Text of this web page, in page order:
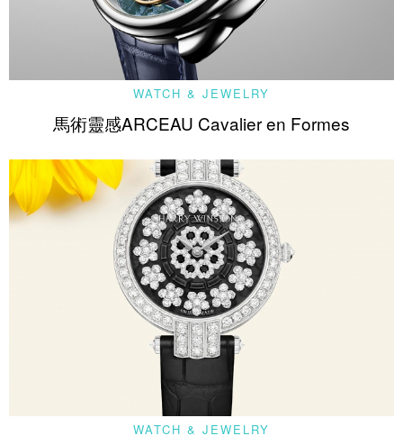
WATCH & JEWELRY
馬術靈感ARCEAU Cavalier en Formes
WATCH & JEWELRY